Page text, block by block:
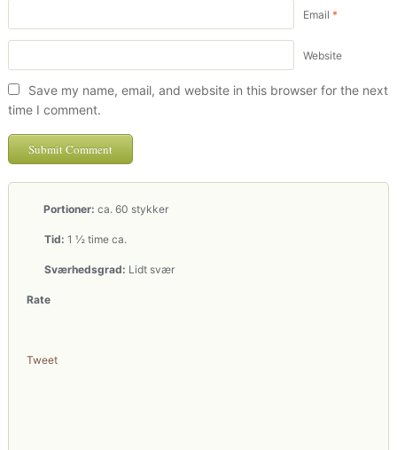
Email *
Website
Save my name, email, and website in this browser for the next
time I comment.
Portioner: ca. 60 stykker
Tid: 1 ½ time ca.
Sværhedsgrad: Lidt svær
Rate
Tweet